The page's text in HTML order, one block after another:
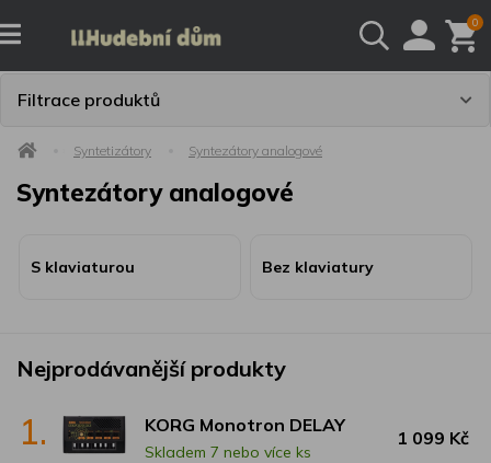
0
Filtrace produktů
Syntetizátory Syntezátory analogové
Syntezátory analogové
S klaviaturou Bez klaviatury
Nejprodávanější produkty
1. KORG Monotron DELAY
Skladem 7 nebo více ks
1 099 Kč